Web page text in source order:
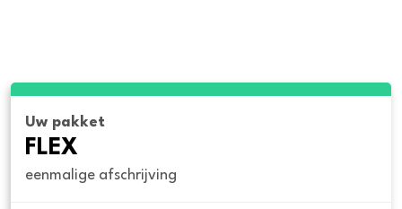
Uw pakket
FLEX
eenmalige afschrijving